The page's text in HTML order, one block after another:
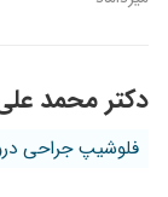
دکتر محمد
فلوشیپ جراحی